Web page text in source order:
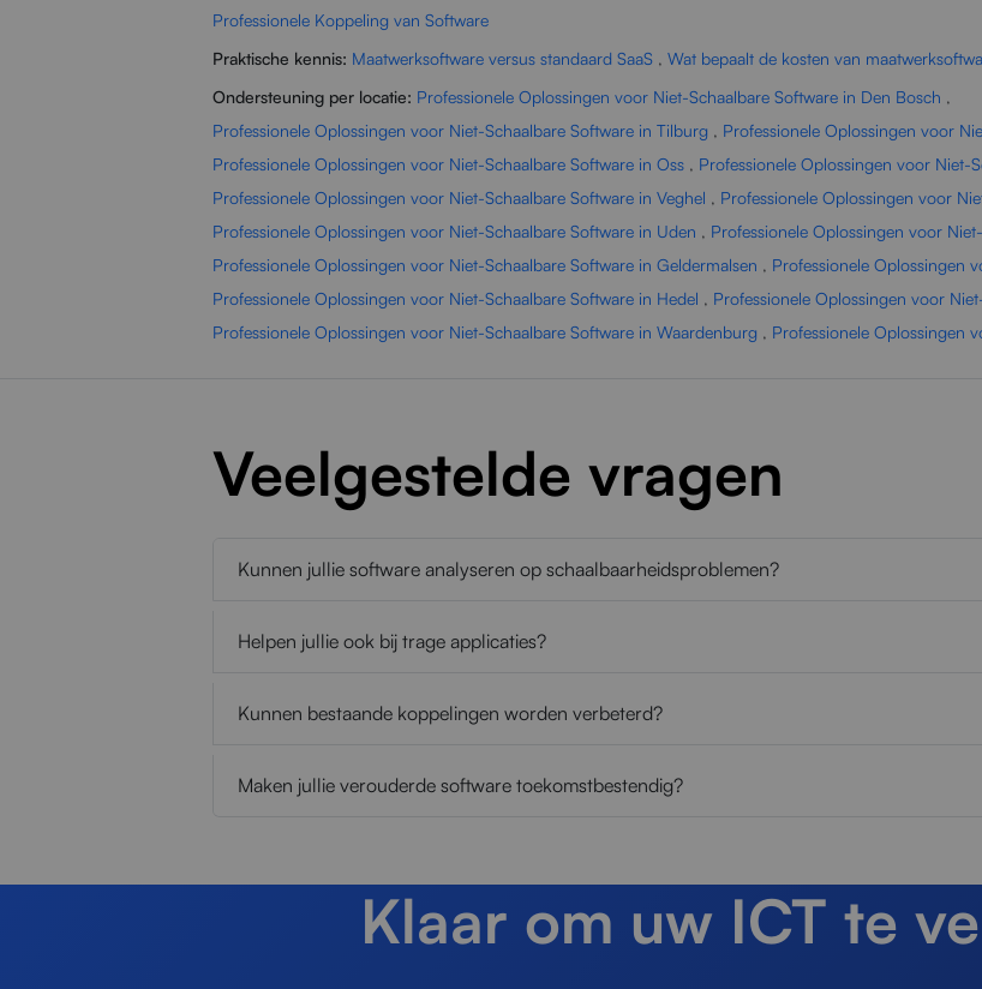
Professionele Koppeling van Software
Praktische kennis: Maatwerksoftware versus standaard SaaS , Wat bepaalt de kosten van
Ondersteuning per locatie: Professionele Oplossingen voor Niet-Schaalbare Software in Den Bosch ,
Professionele Oplossingen voor Niet-Schaalbare Software in Tilburg , Professionele Oplossingen voor
Professionele Oplossingen voor Niet-Schaalbare Software in Oss , Professionele Oplossingen voor Niet-
Professionele Oplossingen voor Niet-Schaalbare Software in Veghel , Professionele Oplossingen voor
Professionele Oplossingen voor Niet-Schaalbare Software in Uden , Professionele Oplossingen voor
Professionele Oplossingen voor Niet-Schaalbare Software in Geldermalsen , Professionele Oplossingen
Professionele Oplossingen voor Niet-Schaalbare Software in Hedel , Professionele Oplossingen voor
Professionele Oplossingen voor Niet-Schaalbare Software in Waardenburg , Professionele Oplossingen
Veelgestelde vragen
Kunnen jullie software analyseren op schaalbaarheidsproblemen?
Helpen jullie ook bij trage applicaties?
Kunnen bestaande koppelingen worden verbeterd?
Maken jullie verouderde software toekomstbestendig?
Klaar om uw ICT te